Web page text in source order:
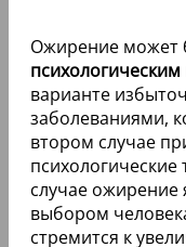
Ожирение может
варианте
заболеваниями,
втором случае
случае ожирение
выбором
стремится к